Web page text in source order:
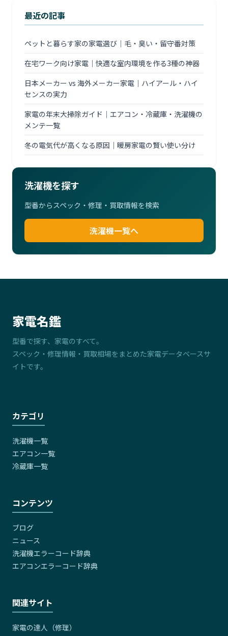
最近の記事
ペットと暮らす家の家電選び｜毛・臭い・留守番対策
在宅ワーク向け家電｜快適な室内環境を作る3種の神器
日本メーカー vs 海外メーカー家電｜ハイアール・ハイ
センスの実力
家電の年末大掃除ガイド｜エアコン・冷蔵庫・洗濯機の
メンテ一覧
冬の電気代が高くなる原因｜暖房家電の賢い使い分け
洗濯機を探す
型番からスペック・修理・買取情報を検索
洗濯機一覧へ
家電名鑑
型番で探す、家電のすべて。
スペック・修理情報・買取相場をまとめた家電データベースサ
イトです。
カテゴリ
洗濯機一覧
エアコン一覧
冷蔵庫一覧
コンテンツ
ブログ
ニュース
洗濯機エラーコード辞典
エアコンエラーコード辞典
関連サイト
家電の達人（修理）